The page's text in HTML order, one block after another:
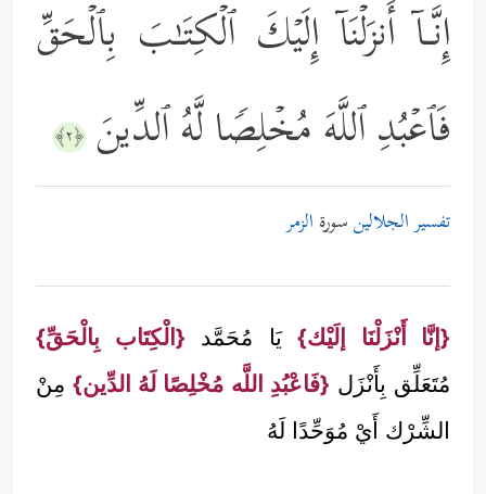
إِنَّـاۤ أَنزَلۡنَاۤ إِلَیۡكَ ٱلۡكِتَـٰبَ بِٱلۡحَقِّ
فَٱعۡبُدِ ٱللَّهَ مُخۡلِصࣰا لَّهُ ٱلدِّینَ ﴿٢﴾
تفسير الجلالينسورة الزمر
{إنَّا أَنْزَلْنَا إلَيْك} يَا مُحَمَّد {الْكِتَاب بِالْحَقِّ}
مُتَعَلِّق بِأَنْزَل {فَاعْبُدِ اللَّه مُخْلِصًا لَهُ الدِّين}مِنْ
الشِّرْك أَيْ مُوَحِّدًا لَهُ